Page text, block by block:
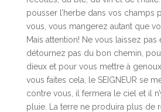
pousser l’herbe dans vos champs
vous, vous mangerez autant que
Mais attention! Ne vous laissez pas
détournez pas du bon chemin,
dieux et pour vous mettre à
vous faites cela, le SEIGNEUR se
contre vous, il fermera le ciel et il
pluie. La terre ne produira plus de